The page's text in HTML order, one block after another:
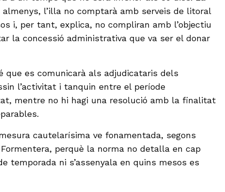
l’illa no comptarà amb serveis de litoral
i, per tant, explica, no compliran amb l’objectiu
la concessió administrativa que va ser el donar
que es comunicarà als adjudicataris dels
l’activitat i tanquin entre el període
mentre no hi hagi una resolució amb la finalitat
cautelarísima ve fonamentada, segons
perquè la norma no detalla en cap
temporada ni s’assenyala en quins mesos es